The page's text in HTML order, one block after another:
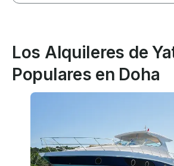
Los Alquileres de
Populares en Doha